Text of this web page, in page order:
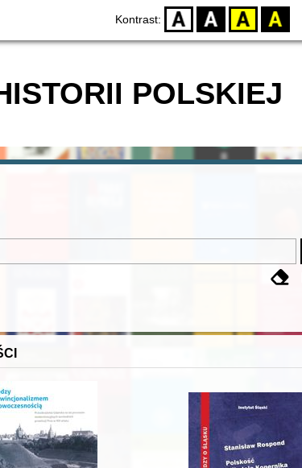
Kontrast: D BW YB BY
POLSKIEJ